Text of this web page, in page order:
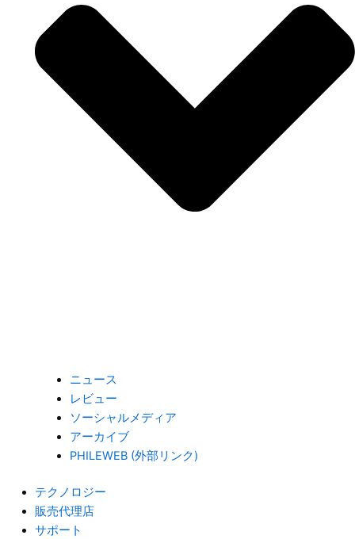
ニュース
レビュー
ソーシャルメディア
アーカイブ
PHILEWEB (外部リンク)
テクノロジー
販売代理店
サポート